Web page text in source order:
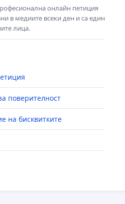
онлайн петиция
в медиите всеки ден и са един
лица.
поверителност
на бисквитките